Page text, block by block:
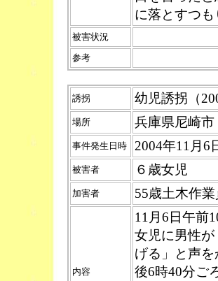
に落とすつ
被害状況
参考
誘拐 幼児誘拐（
場所 兵庫県尼崎市
事件発生日時 2004年11月
被害者 ６歳女児
加害者 55歳土木作
内容
11月6日午前
女児に男性
げる」と声
後6時40分ご